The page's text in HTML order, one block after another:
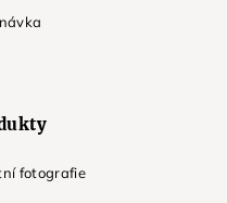
fotografie